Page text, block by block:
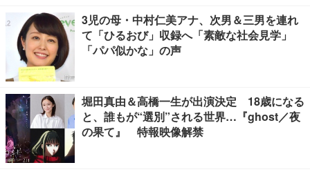
3児の母・中村仁美アナ、次男＆三男を連れ
て「ひるおび」収録へ「素敵な社会見学」
「パパ似かな」の声
堀田真由＆高橋一生が出演決定 18歳になる
と、誰もが“選別”される世界…『ghost／夜
の果て』 特報映像解禁